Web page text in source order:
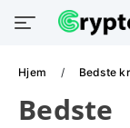
Hjem Bedste
Bedste